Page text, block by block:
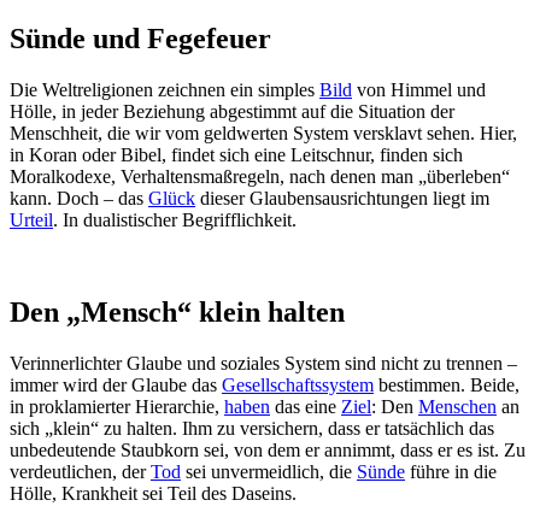
Sünde und Fegefeuer
Die Weltreligionen zeichnen ein simples Bild von Himmel und
Hölle, in jeder Beziehung abgestimmt auf die Situation der
Menschheit, die wir vom geldwerten System versklavt sehen. Hier,
in Koran oder Bibel, findet sich eine Leitschnur, finden sich
Moralkodexe, Verhaltensmaßregeln, nach denen man „überleben“
kann. Doch – das Glück dieser Glaubensausrichtungen liegt im
Urteil. In dualistischer Begrifflichkeit.
Den „Mensch“ klein halten
Verinnerlichter Glaube und soziales System sind nicht zu trennen –
immer wird der Glaube das Gesellschaftssystem bestimmen. Beide,
in proklamierter Hierarchie, haben das eine Ziel: Den Menschen an
sich „klein“ zu halten. Ihm zu versichern, dass er tatsächlich das
unbedeutende Staubkorn sei, von dem er annimmt, dass er es ist. Zu
verdeutlichen, derTod sei unvermeidlich, die Sünde führe in die
Hölle, Krankheit sei Teil des Daseins.